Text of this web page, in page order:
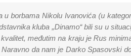
borbama Nikolu Ivanovića (u
kluba „Dinamo“ bili su u
međutim na kraju je Rus
da nam je Darko Spasovski